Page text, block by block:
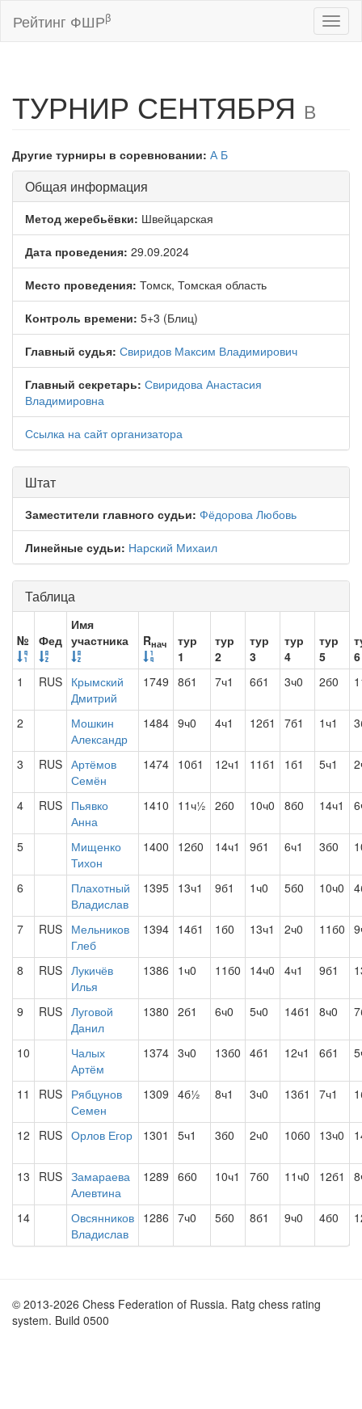
Рейтинг ФШРβ
ТУРНИР СЕНТЯБРЯ В
Другие турниры в соревновании: А Б
Общая информация
Метод жеребьёвки: Швейцарская
Дата проведения: 29.09.2024
Место проведения: Томск, Томская область
Контроль времени: 5+3 (Блиц)
Главный судья: Свиридов Максим Владимирович
Главный секретарь: Свиридова Анастасия
Владимировна
Ссылка на сайт организатора
Штат
Заместители главного судьи: Фёдорова Любовь
Линейные судьи: Нарский Михаил
Таблица
№ Фед
Имя
участника
Rнач
тур
1
тур
2
тур
3
тур
4
тур
5
6
1
RUS Крымский
Дмитрий
1749 8б1 7ч1 6б1 3ч0 2б0
2
Мошкин
Александр
1484 9ч0 4ч1 12б1 7б1 1ч1
3 RUS Артёмов
Семён
1474 10б1 12ч1 11б1 1б1 5ч1
4 RUS Пьявко
Анна
1410 11ч½ 2б0 10ч0 8б0 14ч1
5
Мищенко
Тихон
1400 12б0 14ч1 9б1 6ч1 3б0
6
Плахотный
Владислав
1395 13ч1 9б1 1ч0 5б0 10ч0
7 RUS Мельников
Глеб
1394 14б1 1б0 13ч1 2ч0 11б0
8 RUS Лукичёв
Илья
1386 1ч0 11б0 14ч0 4ч1 9б1
9 RUS Луговой
Данил
1380 2б1 6ч0 5ч0 14б1 8ч0
10
Чалых
Артём
1374 3ч0 13б0 4б1 12ч1 6б1
11 RUS Рябцунов
Семен
1309 4б½ 8ч1 3ч0 13б1 7ч1
12 RUS Орлов Егор 1301 5ч1 3б0 2ч0 10б0 13ч0
13 RUS Замараева
Алевтина
1289 6б0 10ч1 7б0 11ч0 12б1
14
Овсянников
Владислав
1286 7ч0 5б0 8б1 9ч0 4б0
© 2013-2026 Chess Federation of Russia. Ratg chess rating
system. Build 0500